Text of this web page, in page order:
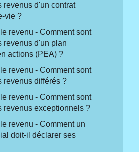
revenus d'un contrat
vie ?
le revenu - Comment sont
revenus d'un plan
actions (PEA) ?
le revenu - Comment sont
revenus différés ?
le revenu - Comment sont
revenus exceptionnels ?
le revenu - Comment un
doit-il déclarer ses